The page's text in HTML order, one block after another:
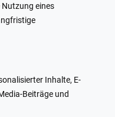
Nutzung eines
Inhalte, E-
Beiträge und